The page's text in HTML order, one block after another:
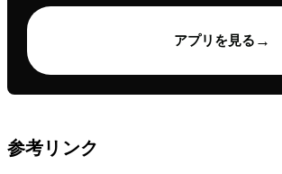
アプリを見る →
参考リンク